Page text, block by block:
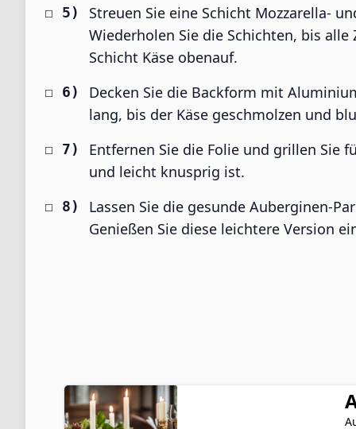
Streuen Sie eine Schicht Mozzarella-
Wiederholen Sie die Schichten, bis
Schicht Käse obenauf.
Decken Sie die Backform mit
lang, bis der Käse geschmolzen und
Entfernen Sie die Folie und grillen Sie
und leicht knusprig ist.
Lassen Sie die gesunde Auberginen-
Genießen Sie diese leichtere Version